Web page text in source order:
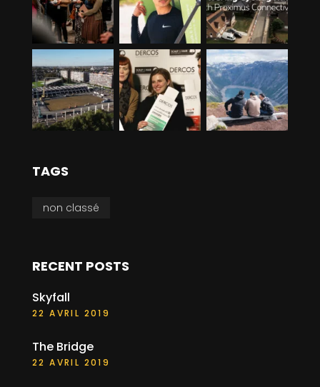
TAGS
non classé
RECENT POSTS
Skyfall
22 AVRIL 2019
The Bridge
22 AVRIL 2019